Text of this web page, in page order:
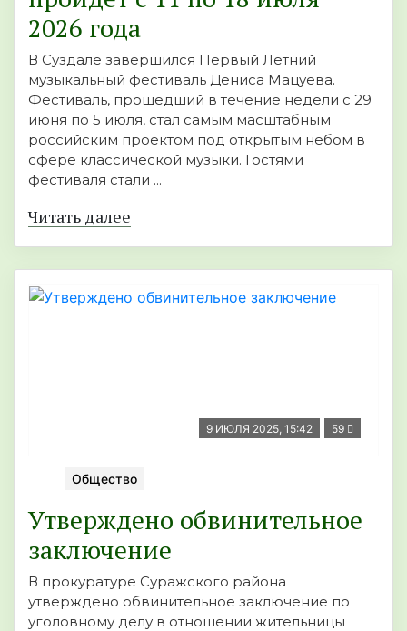
2026 года
В Суздале завершился Первый Летний
музыкальный фестиваль Дениса Мацуева.
Фестиваль, прошедший в течение недели с 29
июня по 5 июля, стал самым масштабным
российским проектом под открытым небом в
сфере классической музыки. Гостями
фестиваля стали ...
Читать далее
9 ИЮЛЯ 2025, 15:42 59
Общество
Утверждено обвинительное
заключение
В прокуратуре Суражского района
утверждено обвинительное заключение по
уголовному делу в отношении жительницы